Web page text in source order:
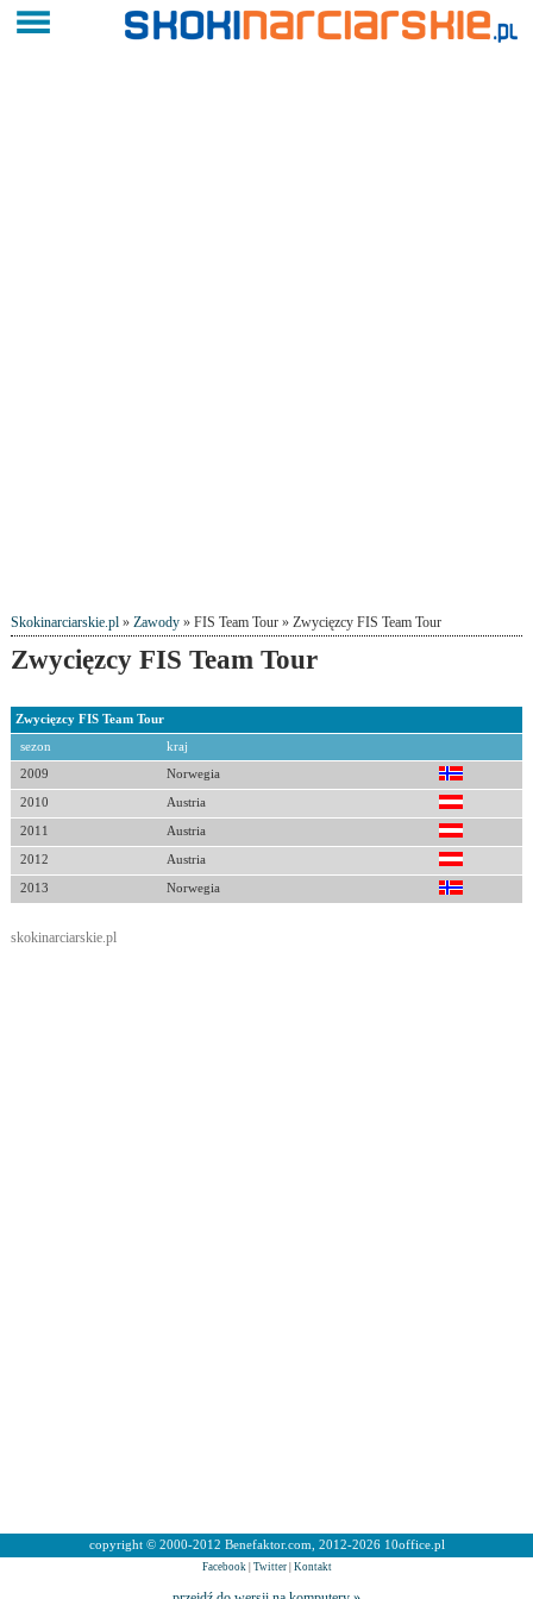
Skokinarciarskie.pl» Zawody» FIS Team Tour » Zwycięzcy FIS Team Tour
Zwycięzcy FIS Team Tour
Zwycięzcy FIS Team Tour
sezon kraj
2009 Norwegia
2010 Austria
2011 Austria
2012 Austria
2013 Norwegia
skokinarciarskie.pl
copyright © 2000-2012 Benefaktor.com, 2012-2026 10office.pl
Facebook| Twitter| Kontakt